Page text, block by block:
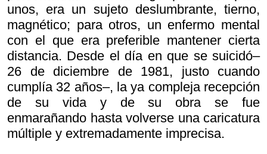
unos, era un sujeto deslumbrante, tierno,
magnético; para otros, un enfermo mental
con el que era preferible mantener cierta
distancia. Desde el día en que se suicidó–
26 de diciembre de 1981, justo cuando
cumplía 32 años–, la ya compleja recepción
de su vida y de su obra se fue
enmarañando hasta volverse una caricatura
múltiple y extremadamente imprecisa.